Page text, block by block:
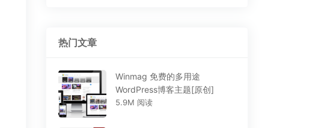
热门文章
Winmag 免费的多用途
WordPress博客主题[原创]
5.9M 阅读